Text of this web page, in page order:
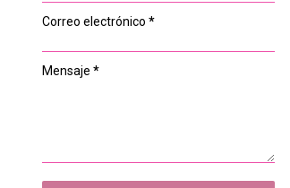
Correo electrónico *
Mensaje *